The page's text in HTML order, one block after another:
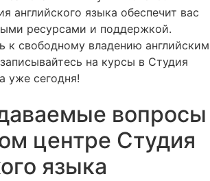
английского языка обеспечит вас
ресурсами и поддержкой.
к свободному владению английским
на курсы в Студия
уже сегодня!
вопросы
центре Студия
языка